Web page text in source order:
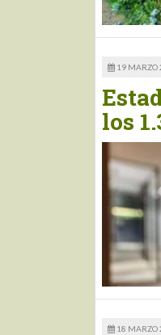
19 MARZO
los
18 MARZO